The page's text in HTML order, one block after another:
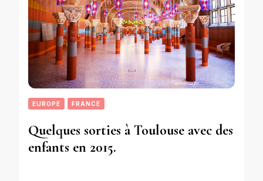
EUROPE FRANCE
Quelques sorties à Toulouse avec des
enfants en 2015.